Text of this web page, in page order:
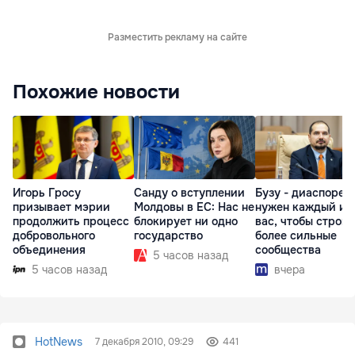
Разместить рекламу на сайте
Похожие новости
Игорь Гросу
призывает мэрии
продолжить процесс
добровольного
объединения
5 часов назад
Санду о вступлении
Молдовы в ЕС: Нас не
блокирует ни одно
государство
5 часов назад
Бузу - диаспоре:
нужен каждый из
вас, чтобы
более сильные
сообщества
вчера
HotNews 7 декабря 2010, 09:29 441